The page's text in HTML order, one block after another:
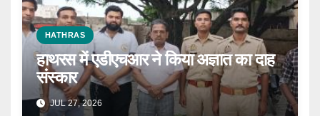
HATHRAS
हाथरस में एडीएचआर ने किया अज्ञात का दाह
संस्कार
JUL 27, 2026